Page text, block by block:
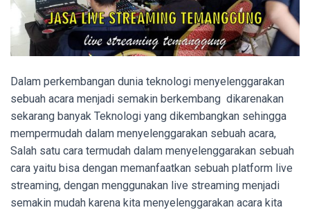
Dalam perkembangan dunia teknologi menyelenggarakan
sebuah acara menjadi semakin berkembang dikarenakan
sekarang banyak Teknologi yang dikembangkan sehingga
mempermudah dalam menyelenggarakan sebuah acara,
Salah satu cara termudah dalam menyelenggarakan sebuah
cara yaitu bisa dengan memanfaatkan sebuah platform live
streaming, dengan menggunakan live streaming menjadi
semakin mudah karena kita menyelenggarakan acara kita